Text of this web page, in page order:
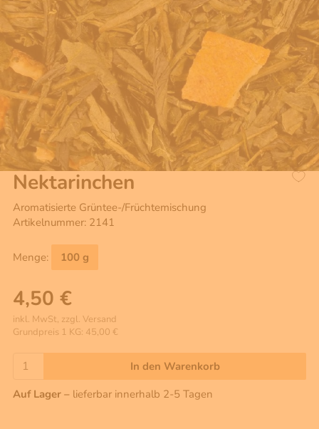
Nektarinchen
Aromatisierte Grüntee-/Früchtemischung
Artikelnummer: 2141
Menge: 100 g
4,50 €
inkl. MwSt, zzgl. Versand
Grundpreis 1 KG: 45,00 €
In den Warenkorb
Auf Lager – lieferbar innerhalb 2-5 Tagen